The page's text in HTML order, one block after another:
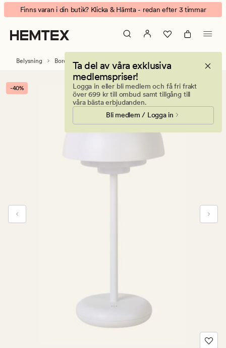
Solara
Batteridriven
bordslampa
Animerad
banner.
Klicka
på
att
pausa.
Finns varan i din butik? Klicka & Hämta - redan efter 3 timmar
Ta del av våra exklusiva
medlemspriser!
Logga in eller bli medlem och få fri frakt
över 699 kr till ombud samt tillgång till
våra bästa erbjudanden.
Bli medlem / Logga in
Belysning Bordslampor
-40%